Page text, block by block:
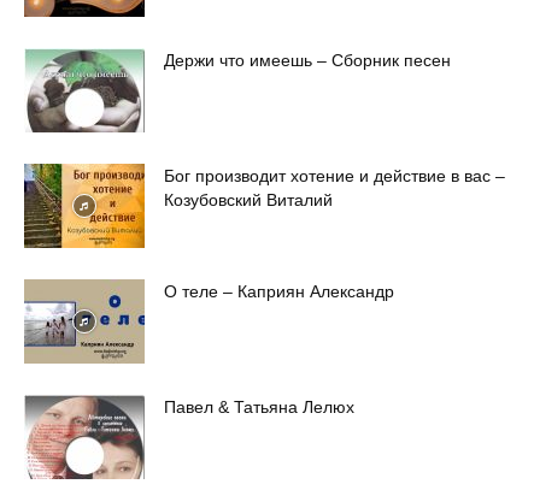
Держи что имеешь – Сборник песен
Бог производит хотение и действие в вас –
Козубовский Виталий
О теле – Каприян Александр
Павел & Татьяна Лелюх